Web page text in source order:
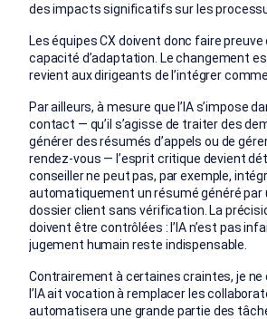
des impacts significatifs sur les
Les équipes CX doivent donc faire preuve
capacité d’adaptation. Le changement
revient aux dirigeants de l’intégrer
Par ailleurs, à mesure que l’IA s’impose
contact — qu’il s’agisse de traiter des
générer des résumés d’appels ou de
rendez-vous — l’esprit critique devient
conseiller ne peut pas, par exemple,
automatiquement un résumé généré par
dossier client sans vérification. La
doivent être contrôlées : l’IA n’est pas
jugement humain reste indispensable.
Contrairement à certaines craintes, je ne
l’IA ait vocation à remplacer les
automatisera une grande partie des